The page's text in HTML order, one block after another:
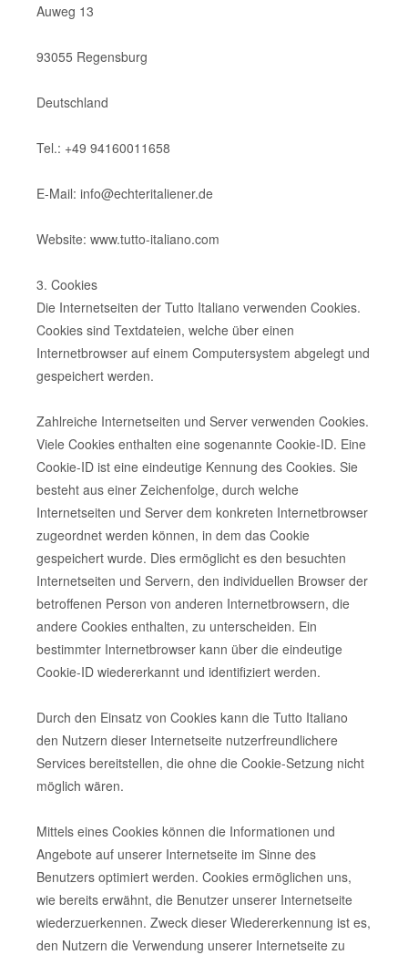
Auweg 13
93055 Regensburg
Deutschland
Tel.: +49 94160011658
E-Mail: info@echteritaliener.de
Website: www.tutto-italiano.com
3. Cookies
Die Internetseiten der Tutto Italiano verwenden Cookies.
Cookies sind Textdateien, welche über einen
Internetbrowser auf einem Computersystem abgelegt und
gespeichert werden.
Zahlreiche Internetseiten und Server verwenden Cookies.
Viele Cookies enthalten eine sogenannte Cookie-ID. Eine
Cookie-ID ist eine eindeutige Kennung des Cookies. Sie
besteht aus einer Zeichenfolge, durch welche
Internetseiten und Server dem konkreten Internetbrowser
zugeordnet werden können, in dem das Cookie
gespeichert wurde. Dies ermöglicht es den besuchten
Internetseiten und Servern, den individuellen Browser der
betroffenen Person von anderen Internetbrowsern, die
andere Cookies enthalten, zu unterscheiden. Ein
bestimmter Internetbrowser kann über die eindeutige
Cookie-ID wiedererkannt und identifiziert werden.
Durch den Einsatz von Cookies kann die Tutto Italiano
den Nutzern dieser Internetseite nutzerfreundlichere
Services bereitstellen, die ohne die Cookie-Setzung nicht
möglich wären.
Mittels eines Cookies können die Informationen und
Angebote auf unserer Internetseite im Sinne des
Benutzers optimiert werden. Cookies ermöglichen uns,
wie bereits erwähnt, die Benutzer unserer Internetseite
wiederzuerkennen. Zweck dieser Wiedererkennung ist es,
den Nutzern die Verwendung unserer Internetseite zu